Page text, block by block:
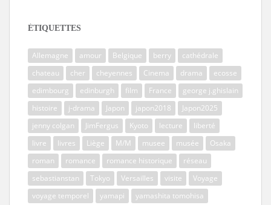
ÉTIQUETTES
Allemagne amour Belgique berry
cathédrale
chateau
cher cheyennes Cinema drama
ecosse
edimbourg
edinburgh film France
george j.ghislain
histoire
j-drama Japon japon2018
Japon2025
jenny colgan
JimFergus Kyoto lecture
liberté
livre
livres Liège M/M musee musée
Osaka
roman
romance romance historique
réseau
sebastianstan
Tokyo Versailles visite
Voyage
voyage temporel
yamapi yamashita tomohisa